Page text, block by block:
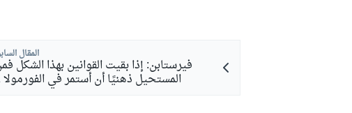
المقال
فيرستابن: إذا بقيت القوانين بهذا الشكل
المستحيل ذهنيًا أن أستمر في الفورمولا 1